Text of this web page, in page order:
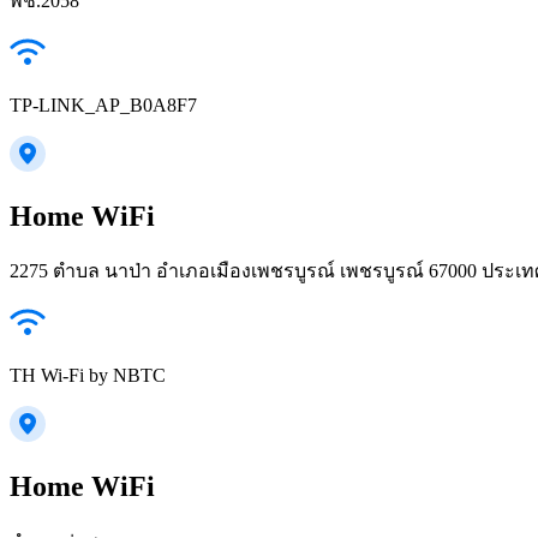
TP-LINK_AP_B0A8F7
Home WiFi
2275 ตำบล นาป่า อำเภอเมืองเพชรบูรณ์ เพชรบูรณ์ 67000 ประเ
TH Wi-Fi by NBTC
Home WiFi